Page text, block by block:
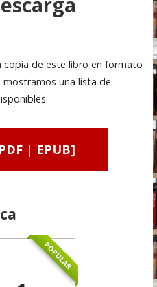
copia de este libro en formato
mostramos una lista de
| EPUB]
POPULAR